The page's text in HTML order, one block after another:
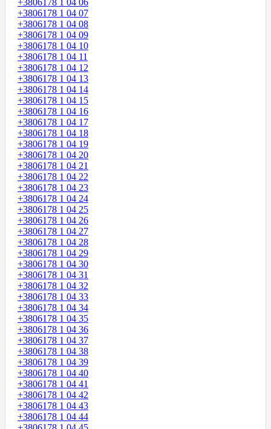
+3806178 1 04 06
+3806178 1 04 07
+3806178 1 04 08
+3806178 1 04 09
+3806178 1 04 10
+3806178 1 04 11
+3806178 1 04 12
+3806178 1 04 13
+3806178 1 04 14
+3806178 1 04 15
+3806178 1 04 16
+3806178 1 04 17
+3806178 1 04 18
+3806178 1 04 19
+3806178 1 04 20
+3806178 1 04 21
+3806178 1 04 22
+3806178 1 04 23
+3806178 1 04 24
+3806178 1 04 25
+3806178 1 04 26
+3806178 1 04 27
+3806178 1 04 28
+3806178 1 04 29
+3806178 1 04 30
+3806178 1 04 31
+3806178 1 04 32
+3806178 1 04 33
+3806178 1 04 34
+3806178 1 04 35
+3806178 1 04 36
+3806178 1 04 37
+3806178 1 04 38
+3806178 1 04 39
+3806178 1 04 40
+3806178 1 04 41
+3806178 1 04 42
+3806178 1 04 43
+3806178 1 04 44